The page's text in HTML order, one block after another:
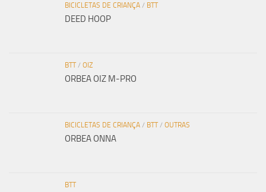
BICICLETAS DE CRIANÇA / BTT
DEED HOOP
BTT/ OIZ
ORBEA OIZ M-PRO
BICICLETAS DE CRIANÇA / BTT/ OUTRAS
ORBEA ONNA
BTT